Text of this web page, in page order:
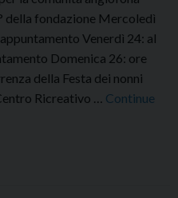
della fondazione Mercoledì
Venerdì 24: al
Domenica 26: ore
della Festa dei nonni
Ricreativo … Continue